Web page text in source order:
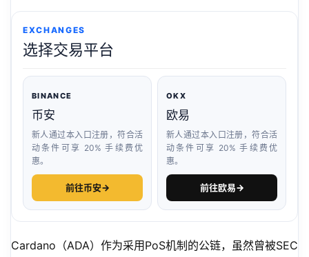
EXCHANGES
选择交易平台
BINANCE
币安
新人通过本入口注册，符合活
动条件可享 20% 手续费优
惠。
前往币安→
OKX
欧易
新人通过本入口注册，符合活
动条件可享 20% 手续费优
惠。
前往欧易→
Cardano（ADA）作为采用PoS机制的公链，虽然曾被SEC